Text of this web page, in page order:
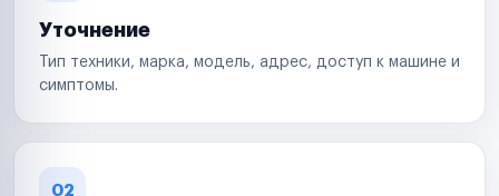
Уточнение
Тип техники, марка, модель, адрес, доступ к машине и
симптомы.
02